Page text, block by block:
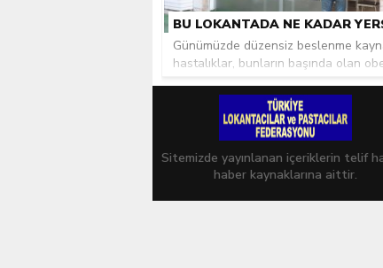
Günümüzde düzensiz beslenme
hastalıklar, bunların başında olan
Sitemizde yayınlanan içeriklerin telif
haber kaynaklarına aittir.